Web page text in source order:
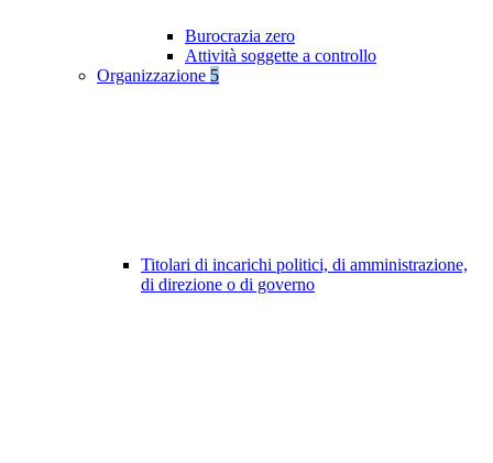
Burocrazia zero
Attività soggette a controllo
Organizzazione 5
Titolari di incarichi politici, di amministrazione,
di direzione o di governo